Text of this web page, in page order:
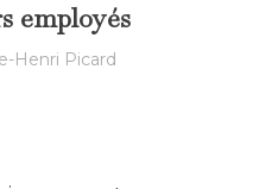
employés
Henri Picard